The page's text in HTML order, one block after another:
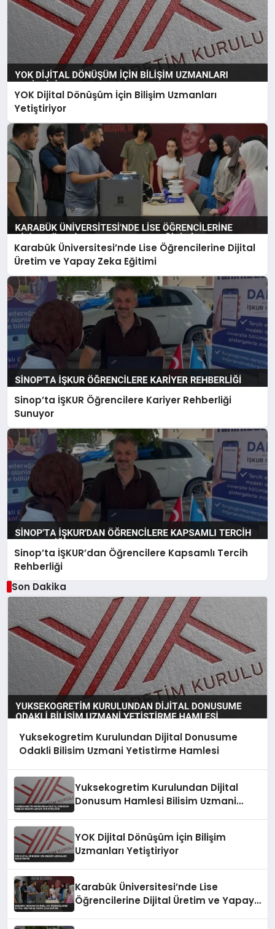
YOK Dijital Dönüşüm İçin Bilişim Uzmanları
Yetiştiriyor
Karabük Üniversitesi’nde Lise Öğrencilerine Dijital
Üretim ve Yapay Zeka Eğitimi
Sinop’ta İŞKUR Öğrencilere Kariyer Rehberliği
Sunuyor
Sinop’ta İŞKUR’dan Öğrencilere Kapsamlı Tercih
Rehberliği
Son Dakika
Yuksekogretim Kurulundan Dijital Donusume
Odakli Bilisim Uzmani Yetistirme Hamlesi
Yuksekogretim Kurulundan Dijital
Donusum Hamlesi Bilisim Uzmani
YOK Dijital Dönüşüm İçin Bilişim
Uzmanları Yetiştiriyor
Karabük Üniversitesi’nde Lise
Öğrencilerine Dijital Üretim ve Yapay